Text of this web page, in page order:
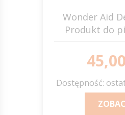
Wonder Aid
Produkt do
rozczesywanie
IT
Dostępność: